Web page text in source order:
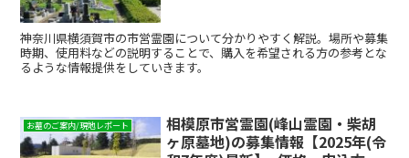
神奈川県横須賀市の市営霊園について分かりやすく解説。場所や募集
時期、使用料などの説明することで、購入を希望される方の参考とな
るような情報提供をしていきます。
お墓のご案内/現地レポート
相模原市営霊園(峰山霊園・柴胡
ヶ原墓地)の募集情報【2025年(令